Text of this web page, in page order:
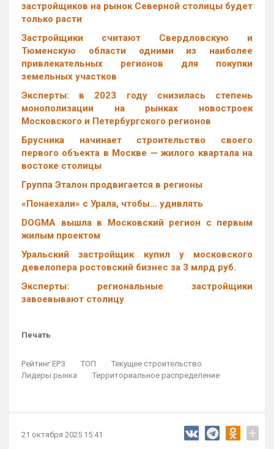
застройщиков на рынок Северной столицы будет
только расти
Застройщики считают Свердловскую и
Тюменскую области одними из наиболее
привлекательных регионов для покупки
земельных участков
Эксперты: в 2023 году снизилась степень
монополизации на рынках новостроек
Московского и Петербургского регионов
Брусника начинает строительство своего
первого объекта в Москве — жилого квартала на
востоке столицы
Группа Эталон продвигается в регионы
«Понаехали» с Урала, чтобы… удивлять
DOGMA вышла в Московский регион с первым
жилым проектом
Уральский застройщик купил у московского
девелопера ростовский бизнес за 3 млрд руб.
Эксперты: региональные застройщики
завоевывают столицу
Печать
Рейтинг ЕРЗ ТОП
Текущее строительство
Лидеры рынка
Территориальное распределение
21 октября 2025 15:41 +